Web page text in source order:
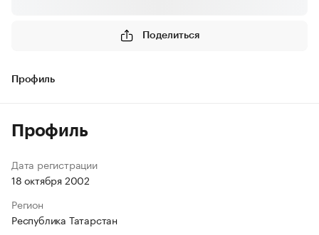
Поделиться
Профиль
Профиль
Дата регистрации
18 октября 2002
Регион
Республика Татарстан